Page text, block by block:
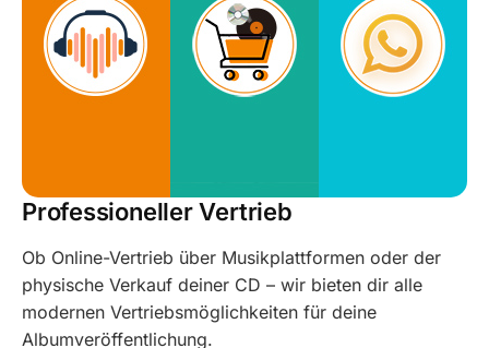
Professioneller Vertrieb
Ob Online-Vertrieb über Musikplattformen oder der
physische Verkauf deiner CD – wir bieten dir alle
modernen Vertriebsmöglichkeiten für deine
Albumveröffentlichung.